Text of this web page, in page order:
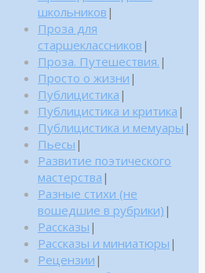
школьников |
Проза для
старшеклассников |
Проза. Путешествия. |
Просто о жизни |
Публицистика |
Публицистика и критика |
Публицистика и мемуары |
Пьесы |
Развитие поэтического
мастерства |
Разные стихи (не
вошедшие в рубрики) |
Рассказы |
Рассказы и миниатюры |
Рецензии |